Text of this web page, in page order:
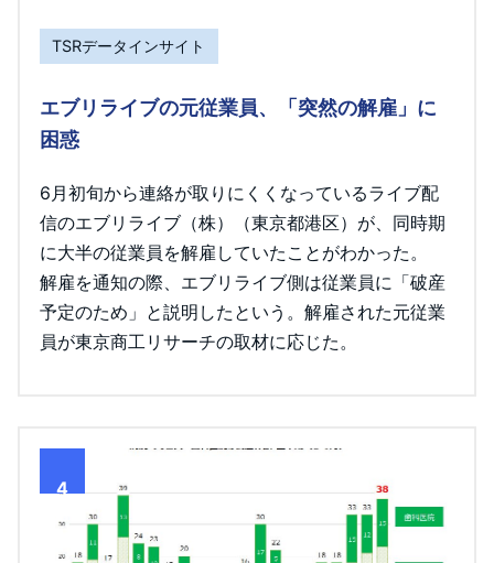
TSRデータインサイト
エブリライブの元従業員、「突然の解雇」に
困惑
6月初旬から連絡が取りにくくなっているライブ配
信のエブリライブ（株）（東京都港区）が、同時期
に大半の従業員を解雇していたことがわかった。
解雇を通知の際、エブリライブ側は従業員に「破産
予定のため」と説明したという。解雇された元従業
員が東京商工リサーチの取材に応じた。
4